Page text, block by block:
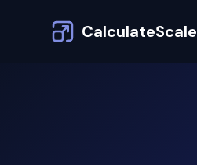
CalculateScale